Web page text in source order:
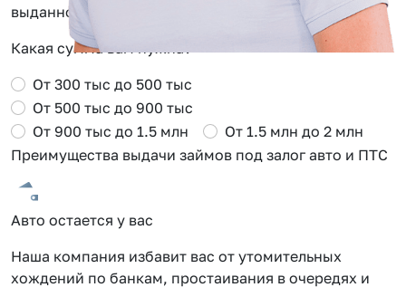
выданного займа в Костроме
Какая сумма вам нужна?
От 300 тыс до 500 тыс
От 500 тыс до 900 тыс
От 900 тыс до 1.5 млн
От 1.5 млн до 2 млн
Преимущества выдачи займов под залог авто и ПТС
Авто остается у вас
Наша компания избавит вас от утомительных
хождений по банкам, простаивания в очередях и